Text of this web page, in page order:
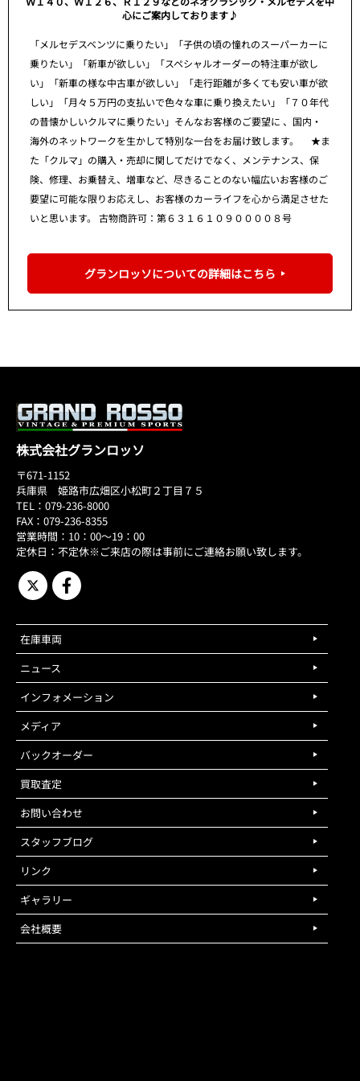
心にご案内しております♪
「メルセデスベンツに乗りたい」「子供の頃の憧れのスーパーカーに
乗りたい」「新車が欲しい」「スペシャルオーダーの特注車が欲し
い」「新車の様な中古車が欲しい」「走行距離が多くても安い車が欲
しい」「月々５万円の支払いで色々な車に乗り換えたい」「７０年代
の昔懐かしいクルマに乗りたい」そんなお客様のご要望に 、国内・
海外のネットワークを生かして特別な一台をお届け致します。 ★ま
た「クルマ」の購入・売却に関してだけでなく、メンテナンス、保
険、修理、お乗替え、増車など、尽きることのない幅広いお客様のご
要望に可能な限りお応えし、お客様のカーライフを心から満足させた
いと思います。 古物商許可：第６３１６１０９００００８号
グランロッソについての詳細はこちら
株式会社グランロッソ
〒671-1152
兵庫県 姫路市広畑区小松町２丁目７５
TEL：079-236-8000
FAX：079-236-8355
営業時間：10：00～19：00
定休日：不定休※ご来店の際は事前にご連絡お願い致します。
在庫車両
ニュース
インフォメーション
メディア
バックオーダー
買取査定
お問い合わせ
スタッフブログ
リンク
ギャラリー
会社概要